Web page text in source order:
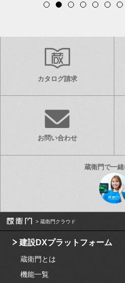
カタログ請求
お問い合わせ
蔵衛門クラウド
建設DXプラットフォーム
蔵衛門とは
機能一覧